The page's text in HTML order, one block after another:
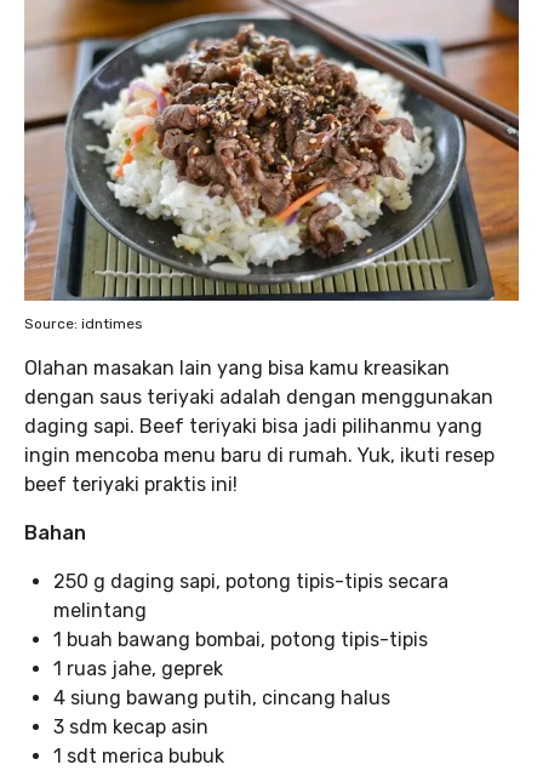
Source: idntimes
Olahan masakan lain yang bisa kamu kreasikan
dengan saus teriyaki adalah dengan menggunakan
daging sapi. Beef teriyaki bisa jadi pilihanmu yang
ingin mencoba menu baru di rumah. Yuk, ikuti resep
beef teriyaki praktis ini!
Bahan
250 g daging sapi, potong tipis-tipis secara
melintang
1 buah bawang bombai, potong tipis-tipis
1 ruas jahe, geprek
4 siung bawang putih, cincang halus
3 sdm kecap asin
1 sdt merica bubuk